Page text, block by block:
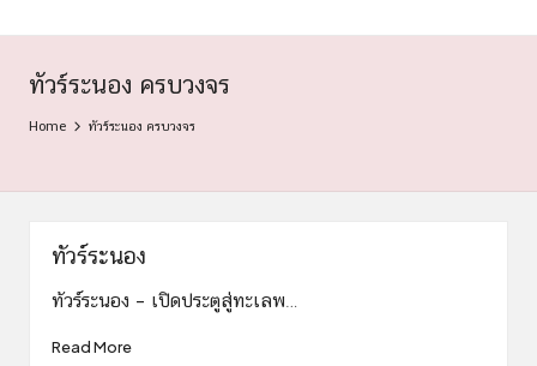
ท
ะ
เ
แพ็ก
จ
ทะเล
ทัวร์ระนอง ครบวงจร
Home ทัวร์ระนอง ครบวงจร
ทัวร์ระนอง
ทัวร์ระนอง – เปิดประตูสู่ทะเลพ…
Read More